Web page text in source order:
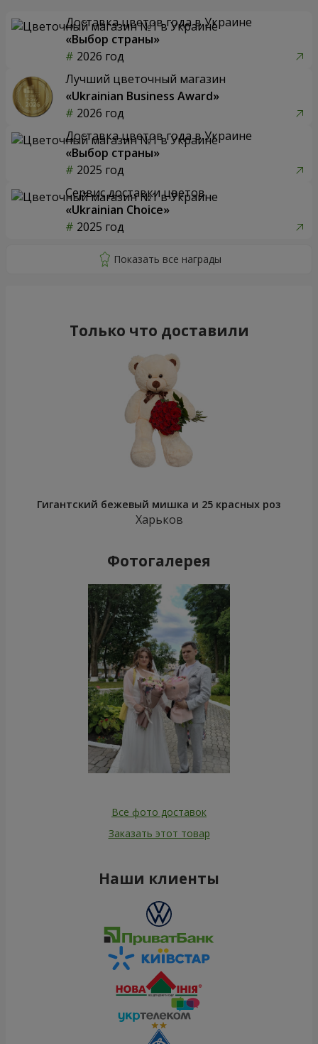
Доставка цветов года в Украине
«Выбор страны»
2026 год
Лучший цветочный магазин
«Ukrainian Business Award»
2026 год
Доставка цветов года в Украине
«Выбор страны»
2025 год
Сервис доставки цветов
«Ukrainian Choice»
2025 год
Только что доставили
Гигантский бежевый мишка и 25 красных роз
Харьков
Фотогалерея
Все фото доставок
Заказать этот товар
Наши клиенты